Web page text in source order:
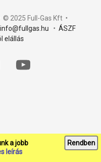
a jobb
leírás
Rendben
© 2025 Full-Gas Kft •
info@fullgas.hu • ÁSZF
elállás